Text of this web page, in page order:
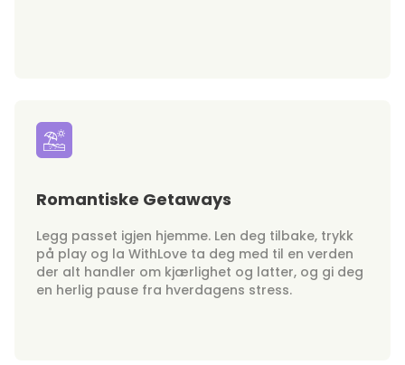
Romantiske Getaways
Legg passet igjen hjemme. Len deg tilbake, trykk
på play og la WithLove ta deg med til en verden
der alt handler om kjærlighet og latter, og gi deg
en herlig pause fra hverdagens stress.